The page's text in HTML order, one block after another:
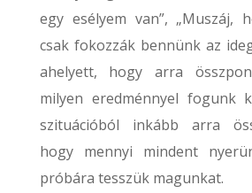
egy esélyem van”, „Muszáj,
csak fokozzák bennünk az
ahelyett, hogy arra
milyen eredménnyel fogunk
szituációból inkább arra
hogy mennyi mindent
próbára tesszük magunkat.